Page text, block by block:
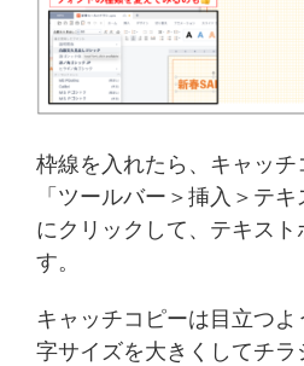
枠線を入れたら、キャッチ
「ツールバー＞挿入＞テ
にクリックして、テキスト
す。
キャッチコピーは目立つ
字サイズを大きくしてチ